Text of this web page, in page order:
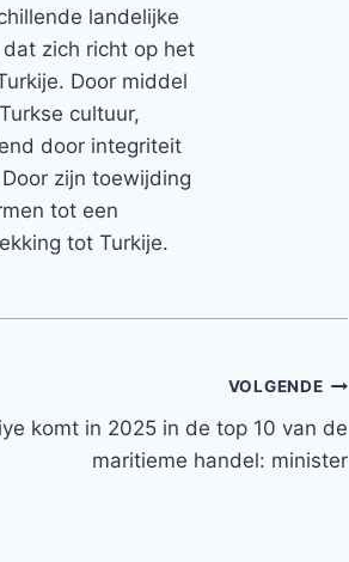
landelijke
zich richt op het
Door middel
cultuur,
door integriteit
zijn toewijding
tot een
tot Turkije.
VOLGENDE
komt in 2025 in de top 10 van de
maritieme handel: minister